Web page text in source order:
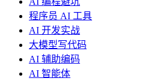
程序员 AI 工具
AI 开发实战
大模型写代码
AI 辅助编码
AI 智能体